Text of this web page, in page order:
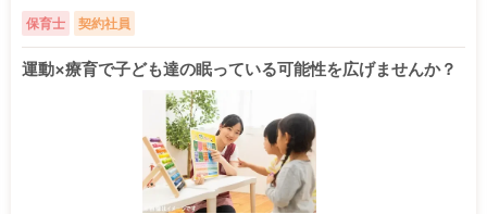
保育士 契約社員
運動×療育で子ども達の眠っている可能性を広げませんか？